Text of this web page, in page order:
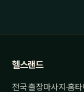
헬스랜드
전국 출장마사지·홈